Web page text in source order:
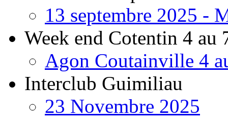
13 septembre 2025 -
Week end Cotentin 4 au
Agon Coutainville 4
Interclub Guimiliau
23 Novembre 2025